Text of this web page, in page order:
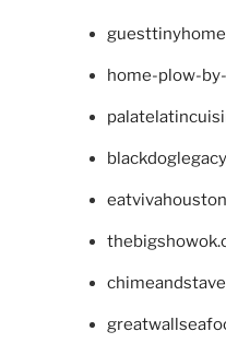
home-plow-